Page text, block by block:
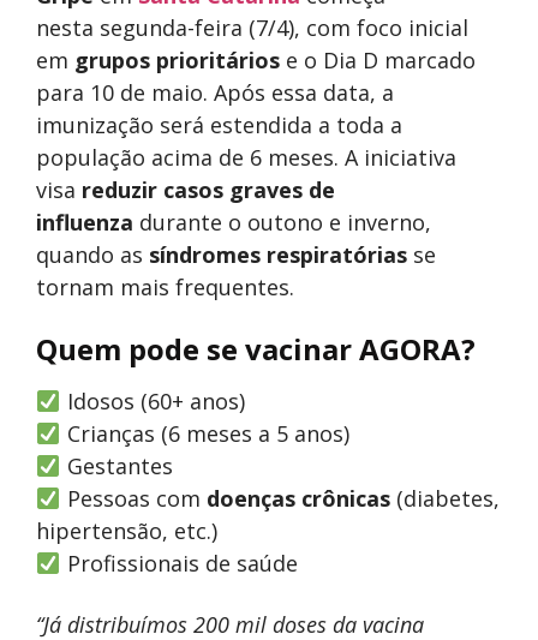
nesta segunda-feira (7/4), com foco inicial
em grupos prioritários e o Dia D marcado
para 10 de maio. Após essa data, a
imunização será estendida a toda a
população acima de 6 meses. A iniciativa
visa reduzir casos graves de
influenza durante o outono e inverno,
quando as síndromes respiratórias se
tornam mais frequentes.
Quem pode se vacinar AGORA?
Idosos (60+ anos)
Crianças (6 meses a 5 anos)
Gestantes
Pessoas com doenças crônicas(diabetes,
hipertensão, etc.)
Profissionais de saúde
“Já distribuímos 200 mil doses da vacina